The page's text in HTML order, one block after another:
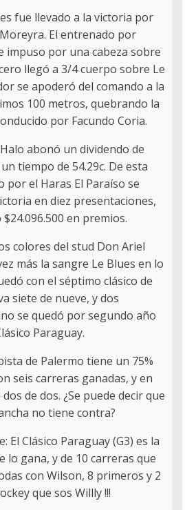
fue llevado a la victoria por
El entrenado por
impuso por una cabeza sobre
llegó a 3/4 cuerpo sobre Le
se apoderó del comando a la
100 metros, quebrando la
por Facundo Coria.
abonó un dividendo de
tiempo de 54.29c. De esta
por el Haras El Paraíso se
en diez presentaciones,
en premios.
colores del stud Don Ariel
más la sangre Le Blues en lo
con el séptimo clásico de
siete de nueve, y dos
se quedó por segundo año
Paraguay.
de Palermo tiene un 75%
seis carreras ganadas, y en
de dos. ¿Se puede decir que
no tiene contra?
El Clásico Paraguay (G3) es la
lo gana, y de 10 carreras que
con Wilson, 8 primeros y 2
que sos Willly !!!